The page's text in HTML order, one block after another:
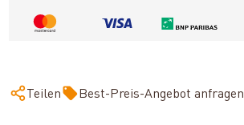
Teilen Best-Preis-Angebot anfragen